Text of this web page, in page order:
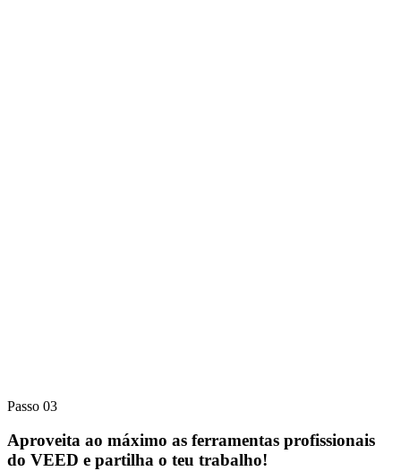
Passo 03
Aproveita ao máximo as ferramentas profissionais
do VEED e partilha o teu trabalho!